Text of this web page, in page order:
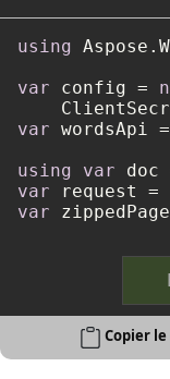
using
var config =
var wordsApi =
using
var doc
var request =
var
Copier le